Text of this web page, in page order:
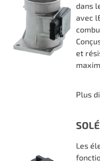
dans
avec
et
Plus
Les